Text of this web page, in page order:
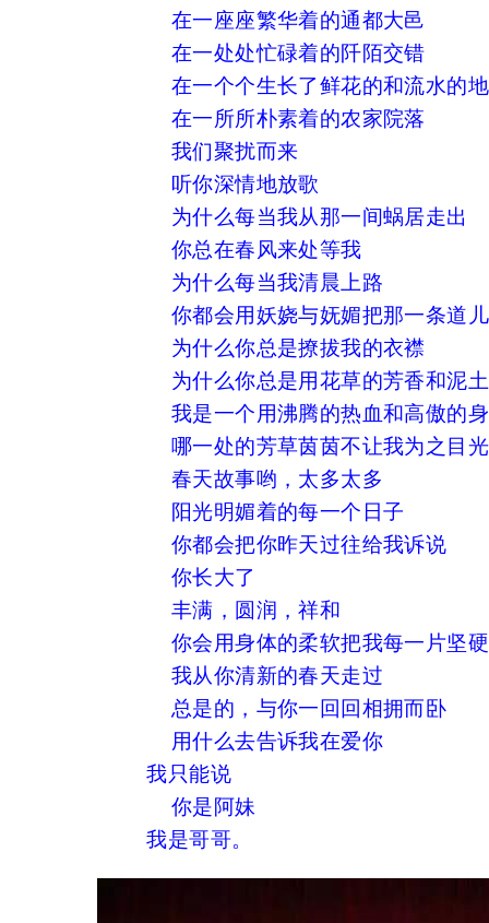
在一座座繁华着的通都大邑
在一处处忙碌着的阡陌交错
在一个个生长了鲜花的和流水的
在一所所朴素着的农家院落
我们聚扰而来
听你深情地放歌
为什么每当我从那一间蜗居走出
你总在春风来处等我
为什么每当我清晨上路
你都会用妖娆与妩媚把那一条道
为什么你总是撩拔我的衣襟
为什么你总是用花草的芳香和泥
我是一个用沸腾的热血和高傲的
哪一处的芳草茵茵不让我为之目
春天故事哟，太多太多
阳光明媚着的每一个日子
你都会把你昨天过往给我诉说
你长大了
丰满，圆润，祥和
你会用身体的柔软把我每一片坚
我从你清新的春天走过
总是的，与你一回回相拥而卧
用什么去告诉我在爱你
我只能说
你是阿妹
我是哥哥。